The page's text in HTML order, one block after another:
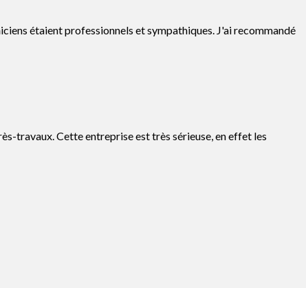
étaient professionnels et sympathiques. J'ai recommandé
travaux. Cette entreprise est très sérieuse, en effet les